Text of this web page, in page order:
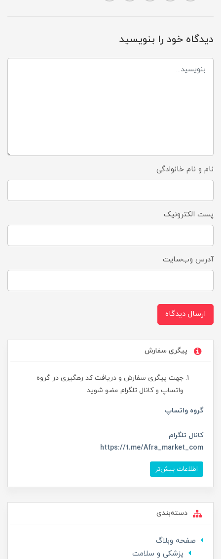
دیدگاه خود را بنویسید
نام و نام خانوادگی
پست الکترونیک
آدرس وب‌سایت
ارسال دیدگاه
پیگری سفارش
جهت پیگری سفارش و دریافت کد رهگیری در گروه
واتساپ و کانال تلگرام عضو شوید
گروه واتساپ
کانال تلگرام
https://t.me/Afra_market_com
اطلاعات بیش‌تر
دسته‌بندی
صفحه وبلاگ
پزشکی و سلامت